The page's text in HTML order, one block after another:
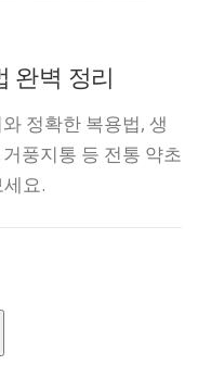
완벽 정리
정확한 복용법, 생
풍지통 등 전통 약초
요.